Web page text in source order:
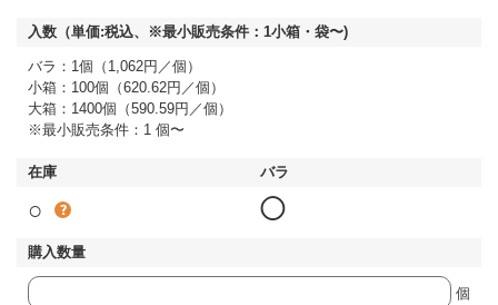
バラ：1個（1,062円／個）
小箱：100個（620.62円／個）
大箱：1400個（590.59円／個）
※最小販売条件：1 個〜
○ ◯
個